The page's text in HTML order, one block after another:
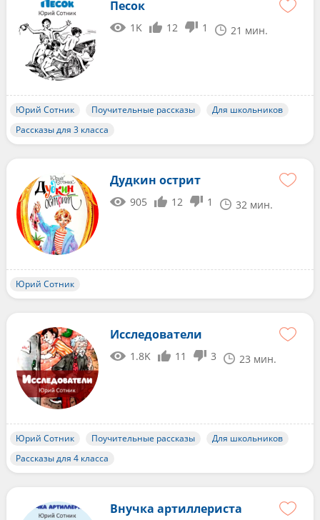
Песок
1K 12 1 21 мин.
Юрий Сотник Поучительные рассказы
Для школьников
Рассказы для 3 класса
Дудкин острит
905 12 1 32 мин.
Юрий Сотник
Исследователи
1.8K 11 3 23 мин.
Юрий Сотник Поучительные рассказы
Для школьников
Рассказы для 4 класса
Внучка артиллериста